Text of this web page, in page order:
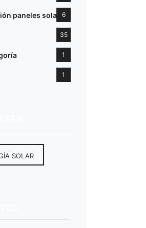
paneles solares
6
35
1
1
SOLAR